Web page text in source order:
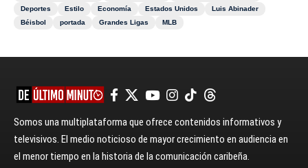
Deportes
Estilo Economía Estados Unidos
Luis Abinader
Béisbol
portada Grandes Ligas MLB
Somos una multiplataforma que ofrece contenidos informativos y
televisivos. El medio noticioso de mayor crecimiento en audiencia en
el menor tiempo en la historia de la comunicación caribeña.